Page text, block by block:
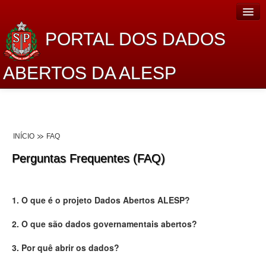
PORTAL DOS DADOS
ABERTOS DA ALESP
Lei de Acesso à Informação
INÍCIO FAQ
Perguntas Frequentes (FAQ)
1. O que é o projeto Dados Abertos ALESP?
2. O que são dados governamentais abertos?
3. Por quê abrir os dados?